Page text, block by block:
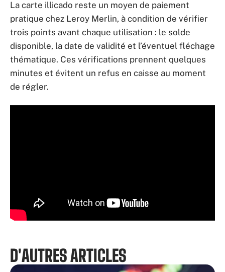
La carte illicado reste un moyen de paiement
pratique chez Leroy Merlin, à condition de vérifier
trois points avant chaque utilisation : le solde
disponible, la date de validité et l’éventuel fléchage
thématique. Ces vérifications prennent quelques
minutes et évitent un refus en caisse au moment
de régler.
D'AUTRES ARTICLES